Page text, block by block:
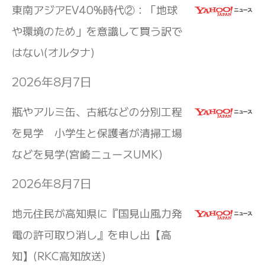
東南アジアEV40%時代②：「地球
や環境のため」を意識して買う訳で
はない(オルタナ)
2026年8月7日
瓶やアルミ缶、古紙などの分別工程
を見学 小学生と保護者が清掃工場
などを見学(宮崎ニュースUMK)
2026年8月7日
地元住民が高知県に『国見山風力発
電の許可取り消し』を申し出【高
知】(RKC高知放送)